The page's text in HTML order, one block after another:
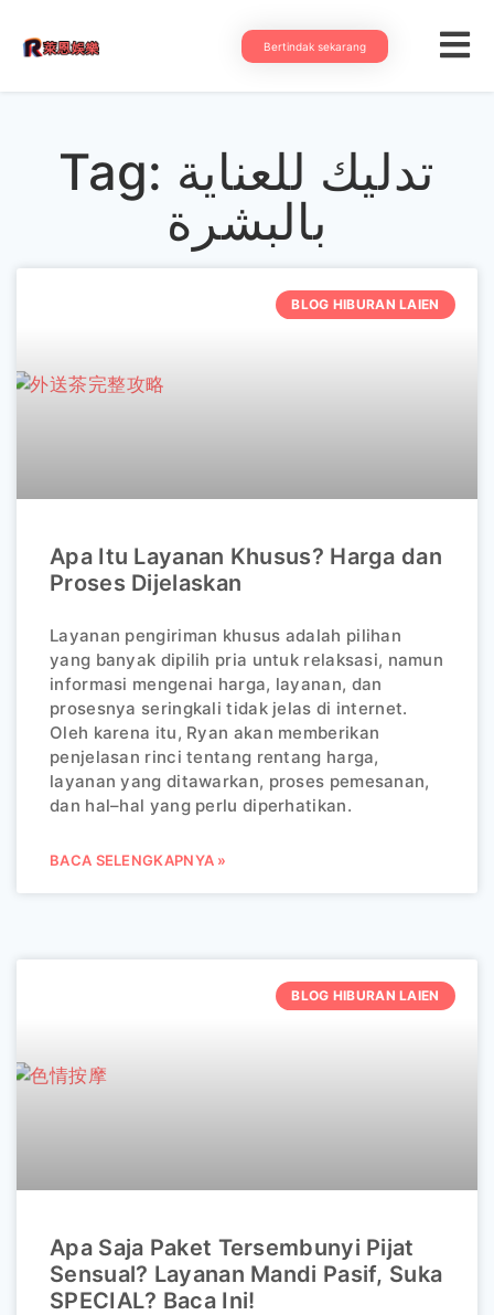
Bertindak sekarang
Tag: تدليك للعناية
بالبشرة
BLOG HIBURAN LAIEN
Apa Itu Layanan Khusus? Harga dan
Proses Dijelaskan
Layanan pengiriman khusus adalah pilihan
yang banyak dipilih pria untuk relaksasi, namun
informasi mengenai harga, layanan, dan
prosesnya seringkali tidak jelas di internet.
Oleh karena itu, Ryan akan memberikan
penjelasan rinci tentang rentang harga,
layanan yang ditawarkan, proses pemesanan,
dan hal–hal yang perlu diperhatikan.
BACA SELENGKAPNYA »
BLOG HIBURAN LAIEN
Apa Saja Paket Tersembunyi Pijat
Sensual? Layanan Mandi Pasif, Suka
SPECIAL? Baca Ini!